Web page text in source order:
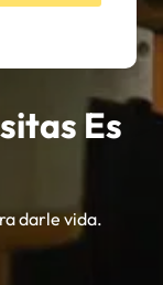
Es
darle vida.